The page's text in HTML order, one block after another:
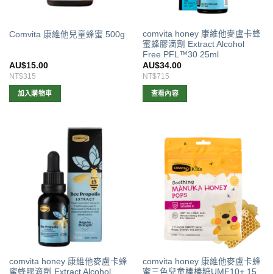
頁
擇
選
頁
面
選
擇
選
Comvita 康維他兒童蜂蜜 500g
AU$15.00
NT$315
加入購物車
comvita honey 康維他麥盧卡蜂
蜜蜂膠滴劑 Extract Alcohol
Free PFL™30 25ml
AU$34.00
NT$715
查看內容
comvita honey 康維他麥盧卡蜂
蜜蜂膠滴劑 Extract Alcohol
comvita honey 康維他麥盧卡蜂
蜜三色兒童棒棒糖UMF10+ 15